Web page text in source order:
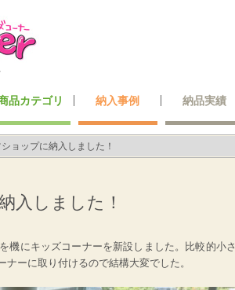
ガッチリ固定
オリジナルデザイン
超一流の製造技術
最高級レベルのレザー
品カテゴリ
キッズコーナー
セーフティ用品
メンテナンス
遊具・玩具
納入事例
全ての一覧
カーディーラー
自動車関連会社
公的機関
医療機関
建築・住宅関連
携帯ショップ
商業施設
ホテル・レジャー施設
飲食店関係
空港・運輸関係
小スペース
その他
納品実績
ショップに納入しました！
入しました！
機にキッズコーナーを新設しました。比較的小さ
ーに取り付けるので結構大変でした。